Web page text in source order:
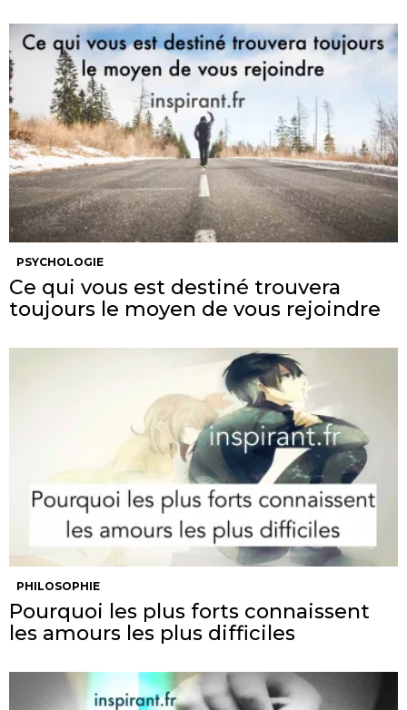
PSYCHOLOGIE
Ce qui vous est destiné trouvera
toujours le moyen de vous rejoindre
PHILOSOPHIE
Pourquoi les plus forts connaissent
les amours les plus difficiles